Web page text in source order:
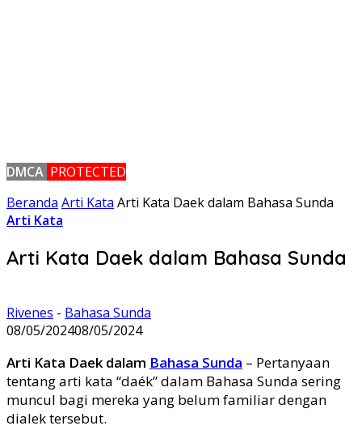
DMCA PROTECTED
Beranda Arti Kata Arti Kata Daek dalam Bahasa Sunda
Arti Kata
Arti Kata Daek dalam Bahasa Sunda
Rivenes - Bahasa Sunda
08/05/202408/05/2024
Arti Kata Daek dalam Bahasa Sunda – Pertanyaan
tentang arti kata “daék” dalam Bahasa Sunda sering
muncul bagi mereka yang belum familiar dengan
dialek tersebut.